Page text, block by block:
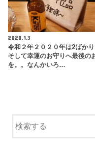
2020.1.3
令和２年２０２０年は2ばかり
そして幸運のお守りへ最後の
を。。なんかいろ…